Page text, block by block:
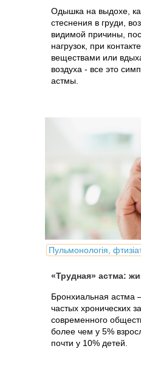
Одышка на выдохе,
стеснения в груди,
видимой причины,
нагрузок, при
веществами или
воздуха - все это
астмы.
Пульмонологія,
«Трудная» астма:
Бронхиальная астма
частых хронических
современного
более чем у 5%
почти у 10% детей.